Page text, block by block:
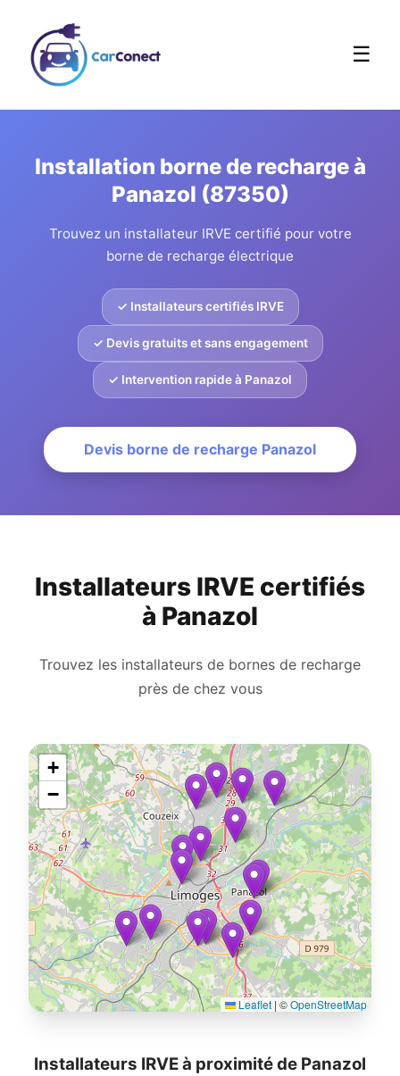
☰
Installation borne de recharge à
Panazol (87350)
Trouvez un installateur IRVE certifié pour votre
borne de recharge électrique
✓ Installateurs certifiés IRVE
✓ Devis gratuits et sans engagement
✓ Intervention rapide à Panazol
Devis borne de recharge Panazol
Installateurs IRVE certifiés
à Panazol
Trouvez les installateurs de bornes de recharge
près de chez vous
+
−
Leaflet | ©OpenStreetMap
Installateurs IRVE à proximité de Panazol